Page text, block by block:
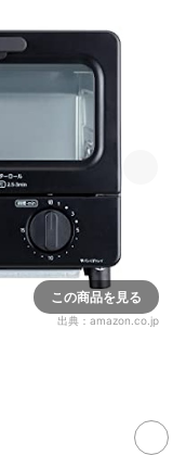
この商品を見る
出典： amazon.co.jp